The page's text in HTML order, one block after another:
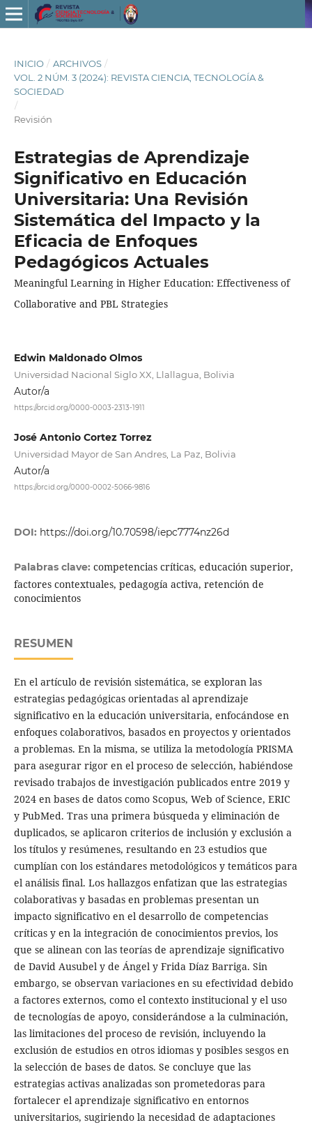
INICIO / ARCHIVOS /
VOL. 2 NÚM. 3 (2024): REVISTA CIENCIA, TECNOLOGÍA &
SOCIEDAD
/
Revisión
Estrategias de Aprendizaje
Significativo en Educación
Universitaria: Una Revisión
Sistemática del Impacto y la
Eficacia de Enfoques
Pedagógicos Actuales
Meaningful Learning in Higher Education: Effectiveness of
Collaborative and PBL Strategies
Edwin Maldonado Olmos
Universidad Nacional Siglo XX, Llallagua, Bolivia
Autor/a
https://orcid.org/0000-0003-2313-1911
José Antonio Cortez Torrez
Universidad Mayor de San Andres, La Paz, Bolivia
Autor/a
https://orcid.org/0000-0002-5066-9816
DOI: https://doi.org/10.70598/iepc7774nz26d
Palabras clave: competencias críticas, educación superior,
factores contextuales, pedagogía activa, retención de
conocimientos
RESUMEN
En el artículo de revisión sistemática, se exploran las
estrategias pedagógicas orientadas al aprendizaje
significativo en la educación universitaria, enfocándose en
enfoques colaborativos, basados en proyectos y orientados
a problemas. En la misma, se utiliza la metodología PRISMA
para asegurar rigor en el proceso de selección, habiéndose
revisado trabajos de investigación publicados entre 2019 y
2024 en bases de datos como Scopus, Web of Science, ERIC
y PubMed. Tras una primera búsqueda y eliminación de
duplicados, se aplicaron criterios de inclusión y exclusión a
los títulos y resúmenes, resultando en 23 estudios que
cumplían con los estándares metodológicos y temáticos para
el análisis final. Los hallazgos enfatizan que las estrategias
colaborativas y basadas en problemas presentan un
impacto significativo en el desarrollo de competencias
críticas y en la integración de conocimientos previos, los
que se alinean con las teorías de aprendizaje significativo
de David Ausubel y de Ángel y Frida Díaz Barriga. Sin
embargo, se observan variaciones en su efectividad debido
a factores externos, como el contexto institucional y el uso
de tecnologías de apoyo, considerándose a la culminación,
las limitaciones del proceso de revisión, incluyendo la
exclusión de estudios en otros idiomas y posibles sesgos en
la selección de bases de datos. Se concluye que las
estrategias activas analizadas son prometedoras para
fortalecer el aprendizaje significativo en entornos
universitarios, sugiriendo la necesidad de adaptaciones